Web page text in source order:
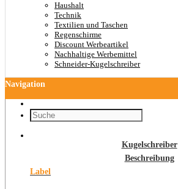
Haushalt
Technik
Textilien und Taschen
Regenschirme
Discount Werbeartikel
Nachhaltige Werbemittel
Schneider-Kugelschreiber
Navigation
Kugelschreiber
Beschreibung
Label